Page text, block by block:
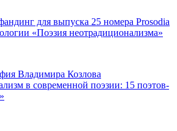
для выпуска 25 номера Prosodia
«Поэзия неотрадиционализма»
Владимира Козлова
в современной поэзии: 15 поэтов-